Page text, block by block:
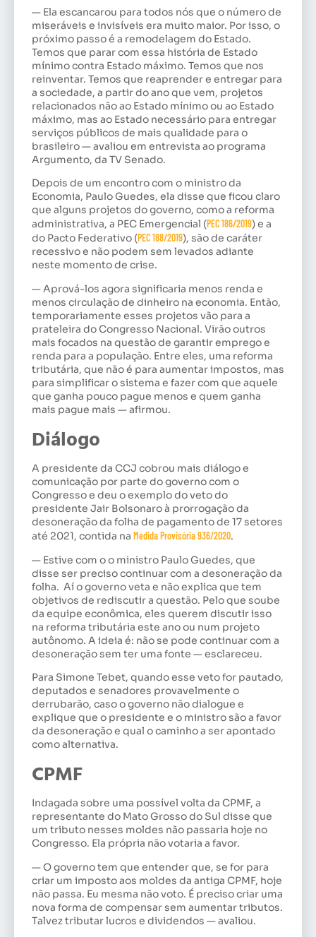
— Ela escancarou para todos nós que o número de
miseráveis e invisíveis era muito maior. Por isso, o
próximo passo é a remodelagem do Estado.
Temos que parar com essa história de Estado
mínimo contra Estado máximo. Temos que nos
reinventar. Temos que reaprender e entregar para
a sociedade, a partir do ano que vem, projetos
relacionados não ao Estado mínimo ou ao Estado
máximo, mas ao Estado necessário para entregar
serviços públicos de mais qualidade para o
brasileiro — avaliou em entrevista ao programa
Argumento, da TV Senado.
Depois de um encontro com o ministro da
Economia, Paulo Guedes, ela disse que ficou claro
que alguns projetos do governo, como a reforma
administrativa, a PEC Emergencial (PEC 186/2019) e a
do Pacto Federativo (PEC 188/2019), são de caráter
recessivo e não podem sem levados adiante
neste momento de crise.
— Aprová-los agora significaria menos renda e
menos circulação de dinheiro na economia. Então,
temporariamente esses projetos vão para a
prateleira do Congresso Nacional. Virão outros
mais focados na questão de garantir emprego e
renda para a população. Entre eles, uma reforma
tributária, que não é para aumentar impostos, mas
para simplificar o sistema e fazer com que aquele
que ganha pouco pague menos e quem ganha
mais pague mais — afirmou.
Diálogo
A presidente da CCJ cobrou mais diálogo e
comunicação por parte do governo com o
Congresso e deu o exemplo do veto do
presidente Jair Bolsonaro à prorrogação da
desoneração da folha de pagamento de 17 setores
até 2021, contida na Medida Provisória 936/2020.
— Estive com o o ministro Paulo Guedes, que
disse ser preciso continuar com a desoneração da
folha. Aí o governo veta e não explica que tem
objetivos de rediscutir a questão. Pelo que soube
da equipe econômica, eles querem discutir isso
na reforma tributária este ano ou num projeto
autônomo. A ideia é: não se pode continuar com a
desoneração sem ter uma fonte — esclareceu.
Para Simone Tebet, quando esse veto for pautado,
deputados e senadores provavelmente o
derrubarão, caso o governo não dialogue e
explique que o presidente e o ministro são a favor
da desoneração e qual o caminho a ser apontado
como alternativa.
CPMF
Indagada sobre uma possível volta da CPMF, a
representante do Mato Grosso do Sul disse que
um tributo nesses moldes não passaria hoje no
Congresso. Ela própria não votaria a favor.
— O governo tem que entender que, se for para
criar um imposto aos moldes da antiga CPMF, hoje
não passa. Eu mesma não voto. É preciso criar uma
nova forma de compensar sem aumentar tributos.
Talvez tributar lucros e dividendos — avaliou.